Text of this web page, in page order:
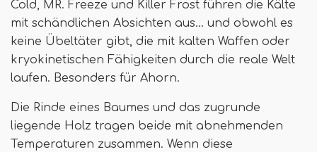
Cold, MR. Freeze und Killer Frost führen die Kälte
mit schändlichen Absichten aus… und obwohl es
keine Übeltäter gibt, die mit kalten Waffen oder
kryokinetischen Fähigkeiten durch die reale Welt
laufen. Besonders für Ahorn.
Die Rinde eines Baumes und das zugrunde
liegende Holz tragen beide mit abnehmenden
Temperaturen zusammen. Wenn diese